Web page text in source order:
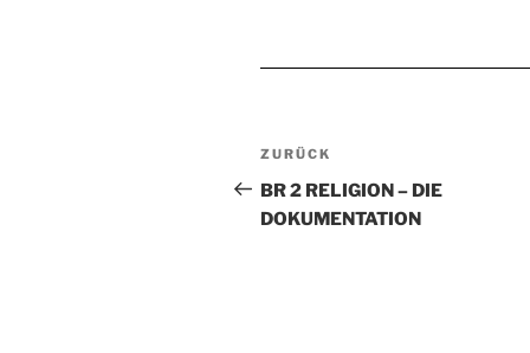
Beitragsnavigation
Vorheriger
Beitrag
ZURÜCK
BR 2 RELIGION – DIE
DOKUMENTATION